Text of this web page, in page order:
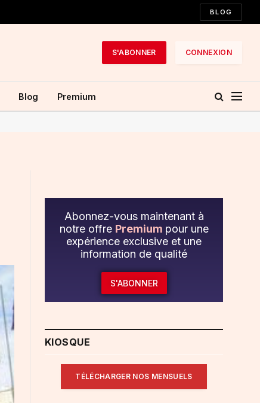
BLOG
S'ABONNER CONNEXION
Blog Premium
Abonnez-vous maintenant à
notre offre Premium pour une
expérience exclusive et une
information de qualité
S'ABONNER
KIOSQUE
TÉLÉCHARGER NOS MENSUELS